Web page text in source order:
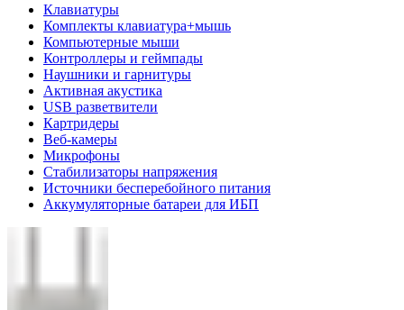
Клавиатуры
Комплекты клавиатура+мышь
Компьютерные мыши
Контроллеры и геймпады
Наушники и гарнитуры
Активная акустика
USB разветвители
Картридеры
Веб-камеры
Микрофоны
Стабилизаторы напряжения
Источники бесперебойного питания
Аккумуляторные батареи для ИБП